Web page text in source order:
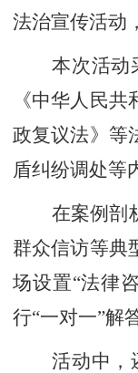
法治宣传活动
本次活动
《中华人民共
政复议法》等
盾纠纷调处等
在案例剖
群众信访等典
场设置“法律
行“一对一”解
活动中，